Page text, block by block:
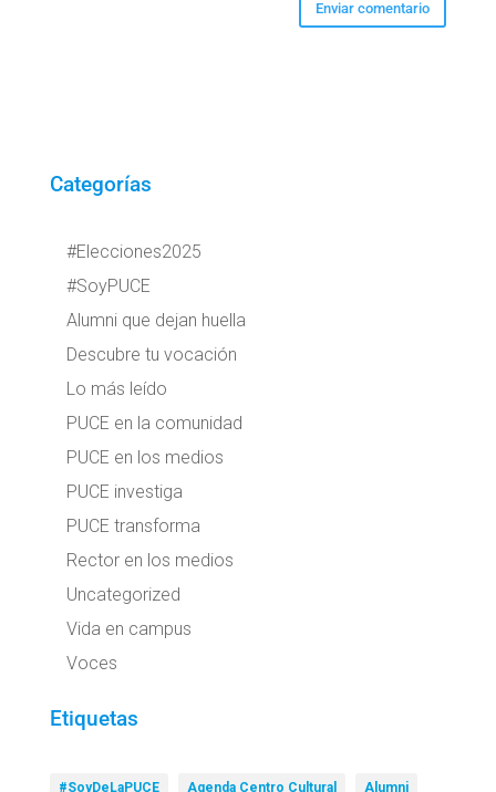
Categorías
#Elecciones2025
#SoyPUCE
Alumni que dejan huella
Descubre tu vocación
Lo más leído
PUCE en la comunidad
PUCE en los medios
PUCE investiga
PUCE transforma
Rector en los medios
Uncategorized
Vida en campus
Voces
Etiquetas
#SoyDeLaPUCE Agenda Centro Cultural Alumni